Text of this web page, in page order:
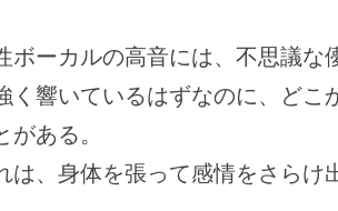
ボーカルの高音には、不思議な
く響いているはずなのに、どこ
がある。
は、身体を張って感情をさらけ